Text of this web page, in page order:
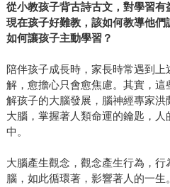
從小教孩子背古詩古文，對學習有
現在孩子好難教，該如何教導他們
如何讓孩子主動學習？
陪伴孩子成長時，家長時常遇到
解，愈擔心只會愈焦慮。其實，
解孩子的大腦發展，腦神經專家
大腦，掌握著人類命運的鑰匙，
中。
大腦產生觀念，觀念產生行為，
腦，如此循環著，影響著人的一